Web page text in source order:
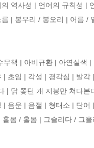
역사성 | 언어의 규칙성
| 봉우리 / 봉오리 | 어름 /
무책 | 아비규환 | 아연실
| 초임 | 각성 | 경각심 | 발
| 닭 쫓던 개 지붕만 쳐다
| 음운 | 음절 | 형태소 | 단
몸 / 홀몸 | 그슬리다 / 그